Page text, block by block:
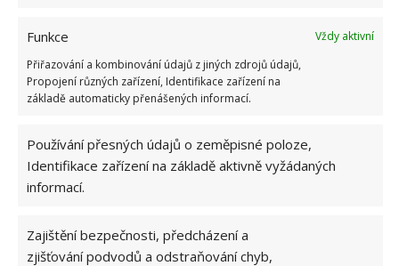
Funkce
Vždy aktivní
Přiřazování a kombinování údajů z jiných zdrojů údajů,
Propojení různých zařízení, Identifikace zařízení na
základě automaticky přenášených informací.
Používání přesných údajů o zeměpisné poloze,
Identifikace zařízení na základě aktivně vyžádaných
informací.
Zajištění bezpečnosti, předcházení a
zjišťování podvodů a odstraňování chyb,
(zavřete okna a dveře, vypněte klimatizaci či
ventilátor).
Povrch musí být suchý a zbavený nečistot.
takže ji lze omývat.
Otvory pro zásuvky a dráty se stříhají až po
Zdroj: Redakce